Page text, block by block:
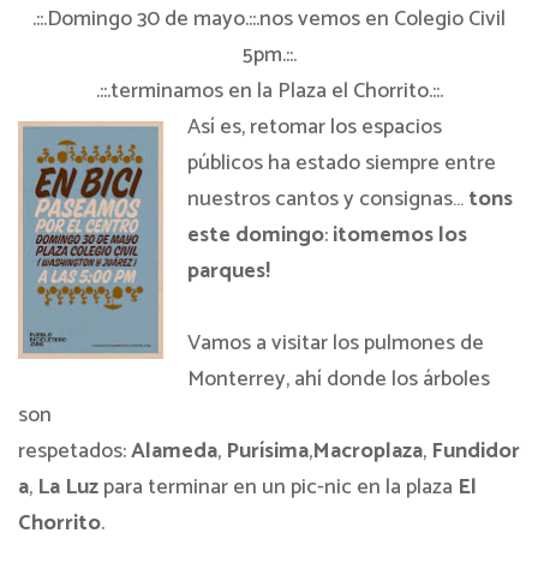
.::.Domingo 30 de mayo.::.nos vemos en Colegio Civil
5pm.::.
.::.terminamos en la Plaza el Chorrito.::.
Así es, retomar los espacios
públicos ha estado siempre entre
nuestros cantos y consignas…tons
este domingo:¡tomemos los
parques!
Vamos a visitar los pulmones de
Monterrey, ahí donde los árboles
son
respetados:Alameda, Purísima,Macroplaza, Fundidor
a, La Luzpara terminar en un pic-nic en la plaza El
Chorrito.